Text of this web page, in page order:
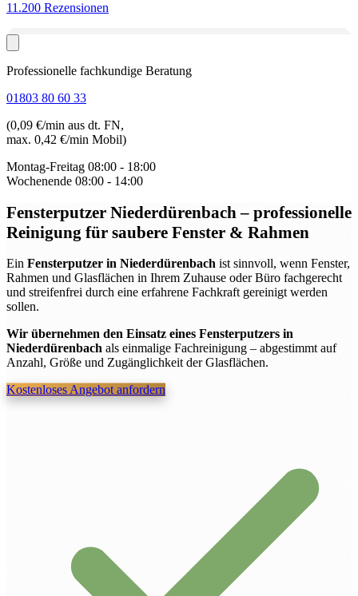
11.200 Rezensionen
Professionelle fachkundige Beratung
01803 80 60 33
(0,09 €/min aus dt. FN,
max. 0,42 €/min Mobil)
Montag-Freitag 08:00 - 18:00
Wochenende 08:00 - 14:00
Fensterputzer Niederdürenbach– professionelle
Reinigung für saubere Fenster & Rahmen
Ein Fensterputzer in Niederdürenbach ist sinnvoll, wenn Fenster,
Rahmen und Glasflächen in Ihrem Zuhause oder Büro fachgerecht
und streifenfrei durch eine erfahrene Fachkraft gereinigt werden
sollen.
Wir übernehmen den Einsatz eines Fensterputzers in
Niederdürenbach als einmalige Fachreinigung – abgestimmt auf
Anzahl, Größe und Zugänglichkeit der Glasflächen.
Kostenloses Angebot anfordern